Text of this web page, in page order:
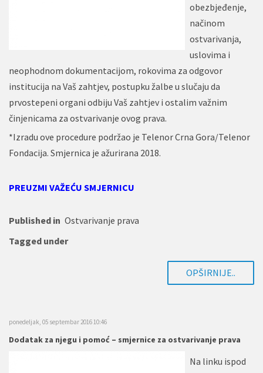
obezbjeđenje,
načinom
ostvarivanja,
uslovima i
neophodnom dokumentacijom, rokovima za odgovor
institucija na Vaš zahtjev, postupku žalbe u slučaju da
prvostepeni organi odbiju Vaš zahtjev i ostalim važnim
činjenicama za ostvarivanje ovog prava.
*Izradu ove procedure podržao je Telenor Crna Gora/Telenor
Fondacija. Smjernica je ažurirana 2018.
PREUZMI VAŽEĆU SMJERNICU
Published in Ostvarivanje prava
Tagged under
OPŠIRNIJE..
ponedeljak, 05 septembar 2016 10:46
Dodatak za njegu i pomoć – smjernice za ostvarivanje prava
Na linku ispod